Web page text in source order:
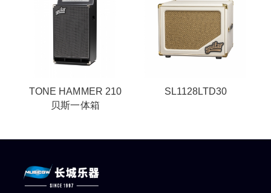
TONE HAMMER 210
贝斯一体箱
SL1128LTD30